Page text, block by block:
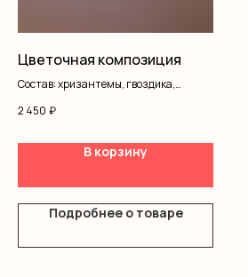
Цветочная композиция
Состав: хризантемы, гвоздика,
2 450 ₽
В корзину
Подробнее о товаре